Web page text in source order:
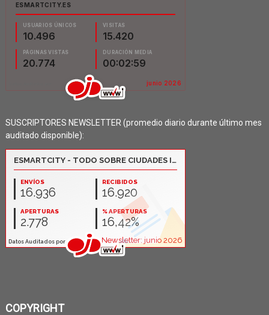
SUSCRIPTORES NEWSLETTER (promedio diario durante último mes
auditado disponible):
COPYRIGHT